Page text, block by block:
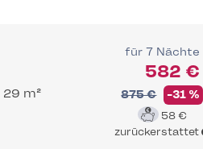
29 m²
für 7 Nächte
582 €
875 € -31 %
58 €
zurückerstattet